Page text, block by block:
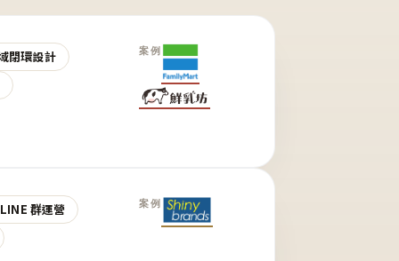
閉環設計
案例
群運營 案例